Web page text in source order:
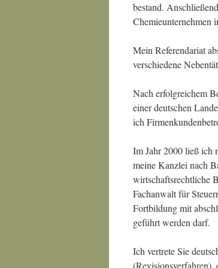
bestand.
Chemieunternehmen
Mein Referendariat
verschiedene
Nach erfolgreichem
einer deutschen
ich
Im Jahr 2000 ließ ich
meine Kanzlei nach
wirtschaftsrechtliche
Fachanwalt für
Fortbildung mit
geführt werden darf.
Ich vertrete Sie
(Revisionsverfahren),